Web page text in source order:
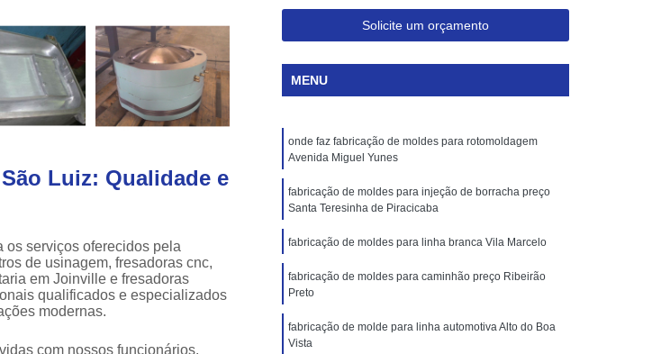
Moldes para Caixas Plásticas
Moldes para Paletes Plásticos
Produção de Moldes para Paletes
Moldes para Injeção de Alumínio
Moldes para Injeção de Borracha
Moldes para Injeção de Espuma
Moldes para Injeção de Poliuretano
Moldes para Injeção de Pvc
Moldes para Injeção de Silicone
Moldes para Injeção de Termoplásticos
Moldes para Injeção Plástica
Moldes para Injeção Termoplásticos
Empresa de Moldes Plasticos
Ferramentas para Moldagem de Plásticos
Injeção de Moldes Plasticos
Injeção de Termoplástico
Moldagem de Termoplásticos
Luiz: Qualidade e
os serviços oferecidos pela
de usinagem, fresadoras cnc,
em Joinville e fresadoras
qualificados e especializados
modernas.
com nossos funcionários.
Solicite um orçamento
MENU
onde faz fabricação de moldes para rotomoldagem
Avenida Miguel Yunes
fabricação de moldes para injeção de borracha preço
Santa Teresinha de Piracicaba
fabricação de moldes para linha branca Vila Marcelo
fabricação de moldes para caminhão preço Ribeirão
Preto
fabricação de molde para linha automotiva Alto do Boa
Vista